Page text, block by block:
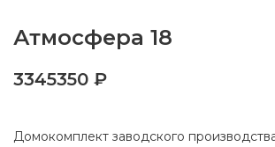
Атмосфера 18
3345350 ₽
Домокомплект заводского